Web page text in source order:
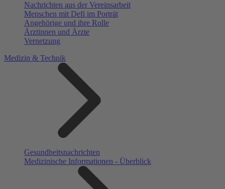
Nachrichten aus der Vereinsarbeit
Menschen mit Defi im Porträt
Angehörige und ihre Rolle
Ärztinnen und Ärzte
Vernetzung
Medizin & Technik
Gesundheitsnachrichten
Medizinische Informationen - Überblick